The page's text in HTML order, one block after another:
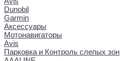
Dunobil
Garmin
Аксессуары
Мотонавигаторы
Avis
Парковка и Контроль слепых зон